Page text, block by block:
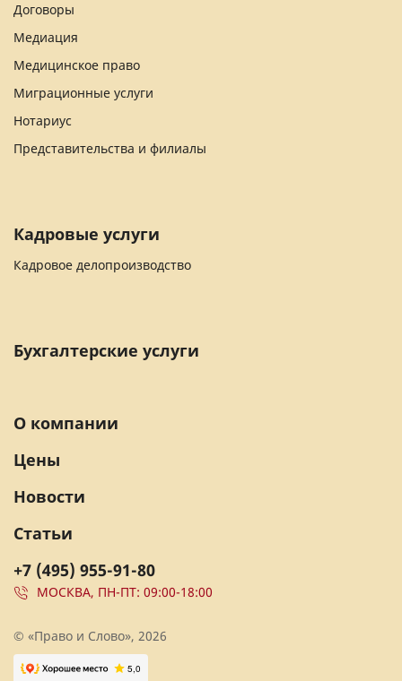
Договоры
Медиация
Медицинское право
Миграционные услуги
Нотариус
Представительства и филиалы
Кадровые услуги
Кадровое делопроизводство
Бухгалтерские услуги
+7 (495) 955-91-80
МОСКВА, ПН-ПТ: 09:00-18:00
О компании
Цены
Новости
Статьи
© «Право и Слово», 2026